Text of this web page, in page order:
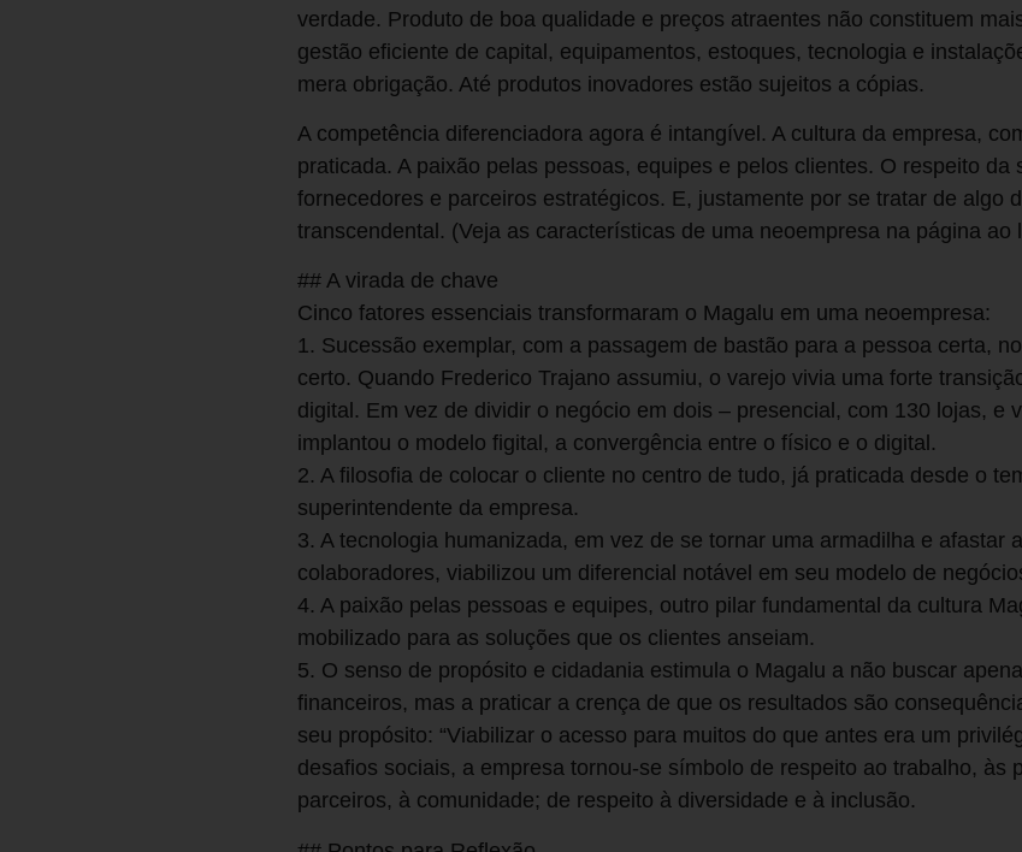
verdade. Produto de boa qualidade e preços atraentes não constituem
gestão eficiente de capital, equipamentos, estoques, tecnologia e
mera obrigação. Até produtos inovadores estão sujeitos a cópias.
A competência diferenciadora agora é intangível. A cultura da empresa,
praticada. A paixão pelas pessoas, equipes e pelos clientes. O respeito da
fornecedores e parceiros estratégicos. E, justamente por se tratar de algo
transcendental. (Veja as características de uma neoempresa na página ao
## A virada de chave
Cinco fatores essenciais transformaram o Magalu em uma neoempresa:
1. Sucessão exemplar, com a passagem de bastão para a pessoa certa,
certo. Quando Frederico Trajano assumiu, o varejo vivia uma forte
digital. Em vez de dividir o negócio em dois – presencial, com 130 lojas, e
implantou o modelo figital, a convergência entre o físico e o digital.
2. A filosofia de colocar o cliente no centro de tudo, já praticada desde o
superintendente da empresa.
3. A tecnologia humanizada, em vez de se tornar uma armadilha e afastar
colaboradores, viabilizou um diferencial notável em seu modelo de
4. A paixão pelas pessoas e equipes, outro pilar fundamental da cultura
mobilizado para as soluções que os clientes anseiam.
5. O senso de propósito e cidadania estimula o Magalu a não buscar
financeiros, mas a praticar a crença de que os resultados são
seu propósito: “Viabilizar o acesso para muitos do que antes era um
desafios sociais, a empresa tornou-se símbolo de respeito ao trabalho, às
parceiros, à comunidade; de respeito à diversidade e à inclusão.